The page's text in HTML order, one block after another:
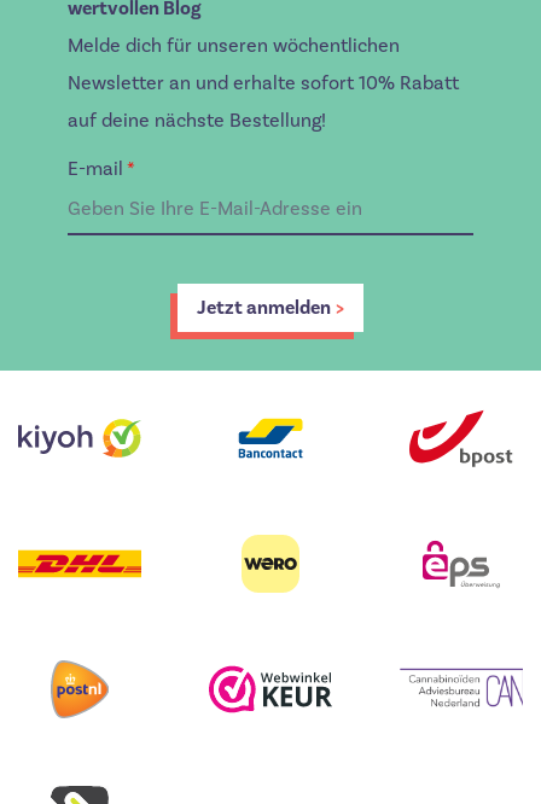
wertvollen Blog
Melde dich für unseren wöchentlichen
Newsletter an und erhalte sofort 10% Rabatt
auf deine nächste Bestellung!
E-mail *
Jetzt anmelden >